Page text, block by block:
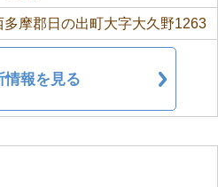
多摩郡日の出町大字大久野1263
情報を見る